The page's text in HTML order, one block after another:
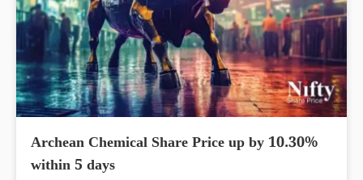
Archean Chemical Share Price up by 10.30%
within 5 days